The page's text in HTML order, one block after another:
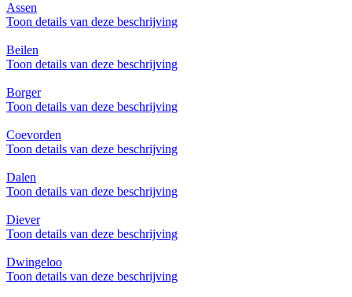
Assen
Toon details van deze beschrijving
Beilen
Toon details van deze beschrijving
Borger
Toon details van deze beschrijving
Coevorden
Toon details van deze beschrijving
Dalen
Toon details van deze beschrijving
Diever
Toon details van deze beschrijving
Dwingeloo
Toon details van deze beschrijving